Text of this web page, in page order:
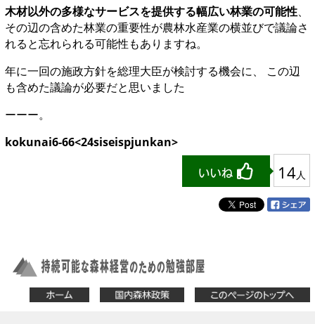
木材以外の多様なサービスを提供する幅広い林業の可能性、
その辺の含めた林業の重要性が農林水産業の横並びで議論さ
れると忘れられる可能性もありますね。
年に一回の施政方針を総理大臣が検討する機会に、 この辺
も含めた議論が必要だと思いました
ーーー。
kokunai6-66<24siseispjunkan>
14人